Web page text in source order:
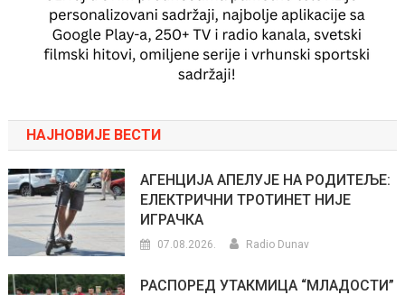
НАЈНОВИЈЕ ВЕСТИ
АГЕНЦИЈА АПЕЛУЈЕ НА РОДИТЕЉЕ:
ЕЛЕКТРИЧНИ ТРОТИНЕТ НИЈЕ
ИГРАЧКА
07.08.2026. Radio Dunav
РАСПОРЕД УТАКМИЦА “МЛАДОСТИ”